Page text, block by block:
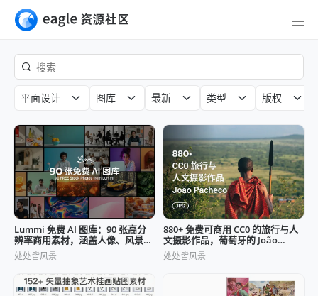
平面设计 图库 最新 类型 版权
Lummi 免费 AI 图库：90 张高分
辨率商用素材，涵盖人像、风景与
静物六大主题
处处皆风景
880+ 免费可商用 CC0 的旅行与人
文摄影作品，葡萄牙的 João
Pacheco
处处皆风景